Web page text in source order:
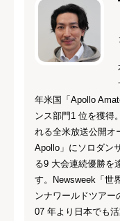
年米国「Apollo
ンス部門1 位を獲得
れる全米放送公開オ
Apollo」にソロダン
る9 大会連続優勝を
す。Newsweek「世
ンナワールドツアー
07 年より日本でも